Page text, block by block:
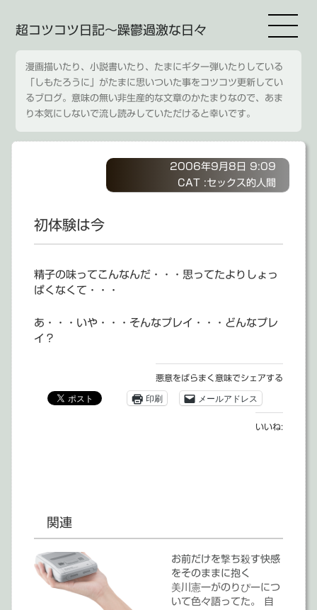
超コツコツ日記～躁鬱過激な日々
漫画描いたり、小説書いたり、たまにギター弾いたりしている
「しもたろうに」がたまに思いついた事をコツコツ更新してい
るブログ。意味の無い非生産的な文章のかたまりなので、あま
り本気にしないで流し読みしていただけると幸いです。
2006年9月8日 9:09
CAT :セックス的人間
初体験は今
精子の味ってこんなんだ・・・思ってたよりしょっ
ぱくなくて・・・
あ・・・いや・・・そんなプレイ・・・どんなプレ
イ？
悪意をばらまく意味でシェアする
印刷 メールアドレス
いいね:
関連
お前だけを撃ち殺す快感
をそのままに抱く
美川憲一がのりぴーにつ
いて色々語ってた。 自